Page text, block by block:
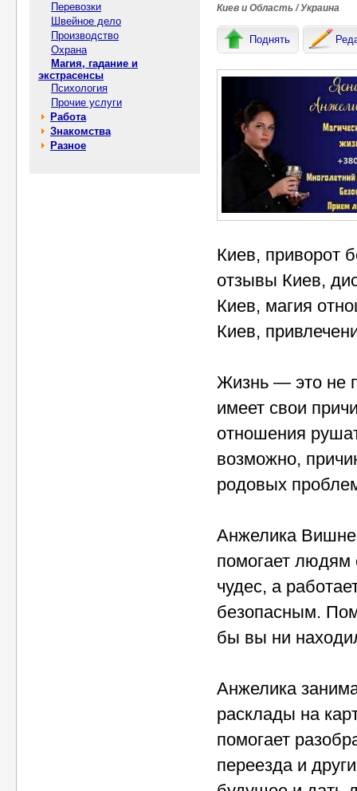
Перевозки
Швейное дело
Производство
Охрана
Магия, гадание и
экстрасенсы
Психология
Прочие услуги
Работа
Знакомства
Разное
Киев и Область / Украина
Поднять
Киев, приворот
отзывы Киев,
Киев, магия
Киев,
Жизнь — это не
имеет свои
отношения
возможно,
родовых
Анжелика
помогает людям
чудес, а
безопасным.
бы вы ни
Анжелика
расклады на
помогает
переезда и